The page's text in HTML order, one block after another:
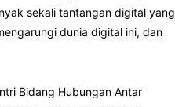
sekali tantangan digital yang
dunia digital ini, dan
Bidang Hubungan Antar